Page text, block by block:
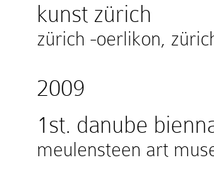
kunst zürich
zürich -oerlikon,
2009
1st. danube
meulensteen art